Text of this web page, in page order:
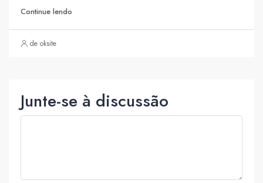
Continue lendo
de oksite
Junte-se à discussão